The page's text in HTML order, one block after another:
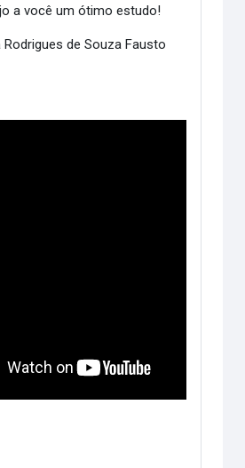
a você um ótimo estudo!
de Souza Fausto